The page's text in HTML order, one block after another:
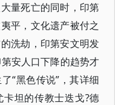
量死亡的同时，印第
平，文化遗产被付之
洗劫，印第安文明发
安人口下降的趋势才
“黑色传说”，其详细
坦的传教士迭戈?德